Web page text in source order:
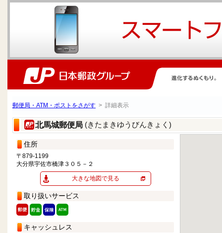
郵便局・ATM・ポストをさがす > 詳細表示
北馬城郵便局 (きたまきゆうびんきょく)
住所
〒879-1199
大分県宇佐市橋津３０５－２
大きな地図で見る
取り扱いサービス
キャッシュレス